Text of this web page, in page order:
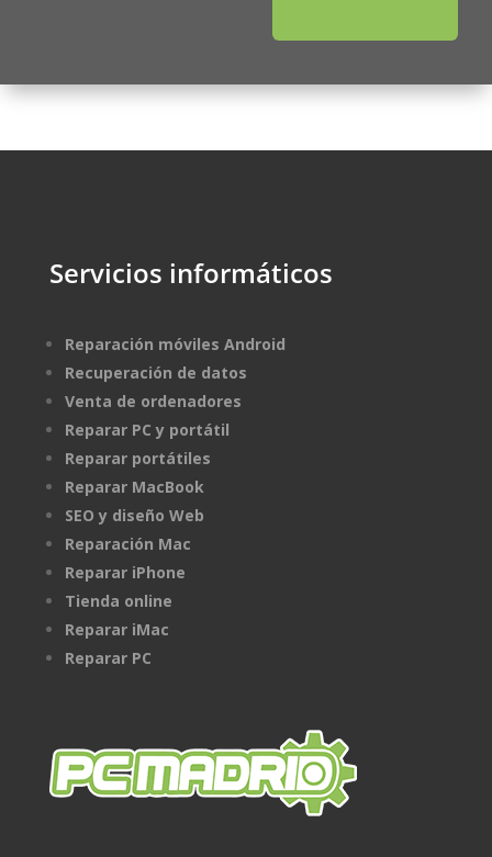
Servicios informáticos
Reparación móviles Android
Recuperación de datos
Venta de ordenadores
Reparar PC y portátil
Reparar portátiles
Reparar MacBook
SEO y diseño Web
Reparación Mac
Reparar iPhone
Tienda online
Reparar iMac
Reparar PC